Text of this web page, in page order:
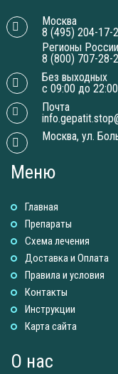
Москва
8 (495) 204-17-
Регионы России
8 (800) 707-28-
Без выходных
с 09:00 до 22:00
Почта
Москва, ул.
Меню
Главная
Препараты
Схема лечения
Доставка и Оплатa
Правила и условия
Контакты
Инструкции
Карта сайта
О нас